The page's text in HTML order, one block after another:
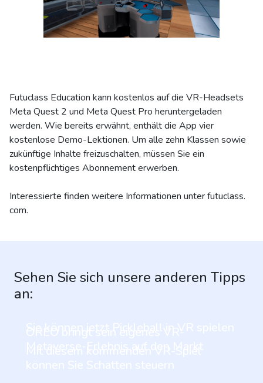
Futuclass Education kann kostenlos auf die VR-Headsets
Meta Quest 2 und Meta Quest Pro heruntergeladen
werden. Wie bereits erwähnt, enthält die App vier
kostenlose Demo-Lektionen. Um alle zehn Klassen sowie
zukünftige Inhalte freizuschalten, müssen Sie ein
kostenpflichtiges Abonnement erwerben.
Interessierte finden weitere Informationen unter futuclass.
com.
Sehen Sie sich unsere anderen Tipps
an: